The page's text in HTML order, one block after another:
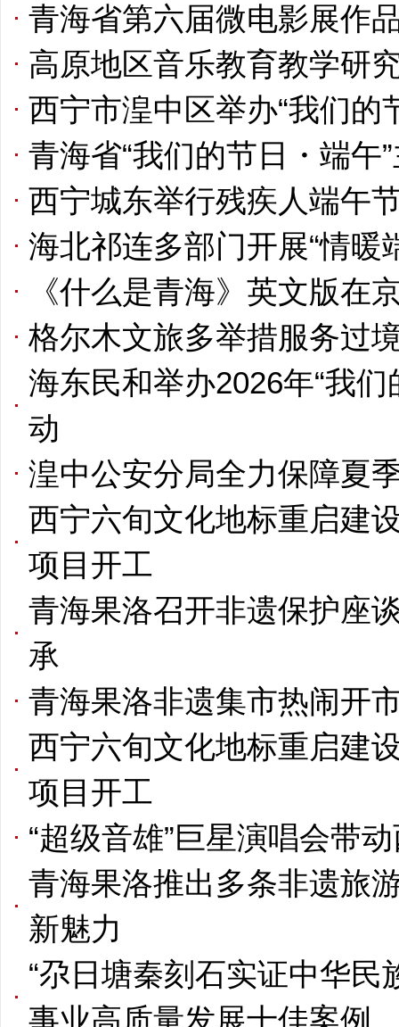
青海省第六届微电影展作
高原地区音乐教育教学研
西宁市湟中区举办“我们的
青海省“我们的节日・端午
西宁城东举行残疾人端午
海北祁连多部门开展“情暖
《什么是青海》英文版在
格尔木文旅多举措服务过
海东民和举办2026年“我
动
湟中公安分局全力保障夏
西宁六旬文化地标重启建
项目开工
青海果洛召开非遗保护座
承
青海果洛非遗集市热闹开
西宁六旬文化地标重启建
项目开工
“超级音雄”巨星演唱会带
青海果洛推出多条非遗旅
新魅力
“尕日塘秦刻石实证中华民
事业高质量发展十佳案例